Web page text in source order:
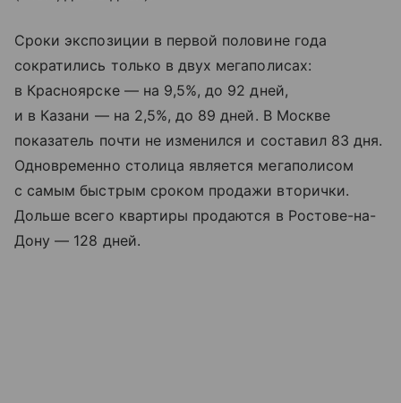
Сроки экспозиции в первой половине года
сократились только в двух мегаполисах:
в Красноярске — на 9,5%, до 92 дней,
и в Казани — на 2,5%, до 89 дней. В Москве
показатель почти не изменился и составил 83 дня.
Одновременно столица является мегаполисом
с самым быстрым сроком продажи вторички.
Дольше всего квартиры продаются в Ростове-на-
Дону — 128 дней.